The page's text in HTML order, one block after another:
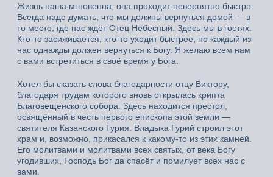
Жизнь наша мгновенна, она проходит невероятно быстро.
Всегда надо думать, что мы должны вернуться домой — в
то место, где нас ждёт Отец Небесный. Здесь мы в гостях.
Кто-то засиживается, кто-то уходит быстрее, но каждый из
нас однажды должен вернуться к Богу. Я желаю всем нам
с вами встретиться в своё время у Бога.
Хотел бы сказать слова благодарности отцу Виктору,
благодаря трудам которого вновь открылась крипта
Благовещенского собора. Здесь находится престол,
освящённый в честь первого епископа этой земли —
святителя Казанского Гурия. Владыка Гурий строил этот
храм и, возможно, прикасался к какому-то из этих камней.
Его молитвами и молитвами всех святых, от века Богу
угодивших, Господь Бог да спасёт и помилует всех нас с
вами.